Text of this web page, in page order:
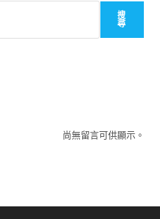
搜
尋
尚無留言可供顯示。